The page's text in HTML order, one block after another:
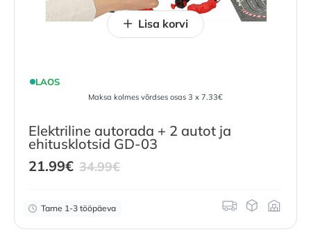
LAOS
Maksa kolmes võrdses osas 3 x 7.33€
Elektriline autorada + 2 autot ja
ehitusklotsid GD-03
21.99€ Current
is:
34.99€Original
Tarne 1-3 tööpäeva
Lisa korvi